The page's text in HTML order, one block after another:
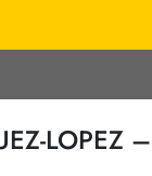
Electronic